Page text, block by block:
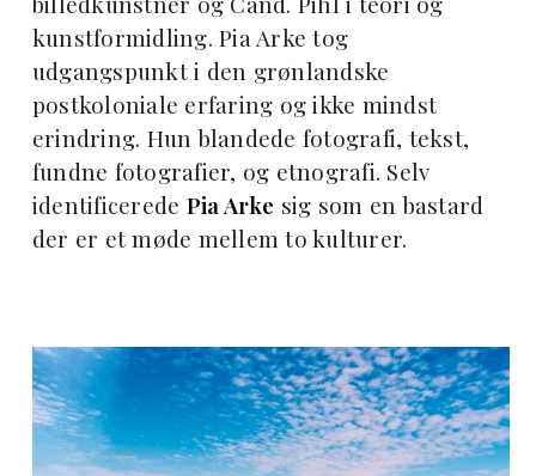
kunstformidling. Pia Arke tog
udgangspunkt i den grønlandske
postkoloniale erfaring og ikke mindst
erindring. Hun blandede fotografi, tekst,
fundne fotografier, og etnografi. Selv
identificerede Pia Arke sig som en bastard
der er et møde mellem to kulturer.